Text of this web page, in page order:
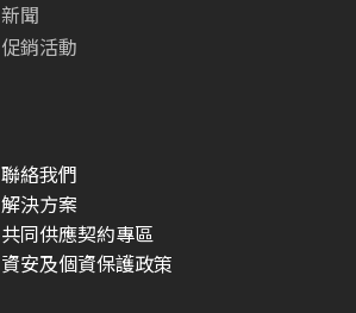
新聞
促銷活動
聯絡我們
解決方案
共同供應契約專區
資安及個資保護政策